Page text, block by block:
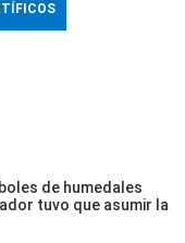
de humedales
tuvo que asumir la